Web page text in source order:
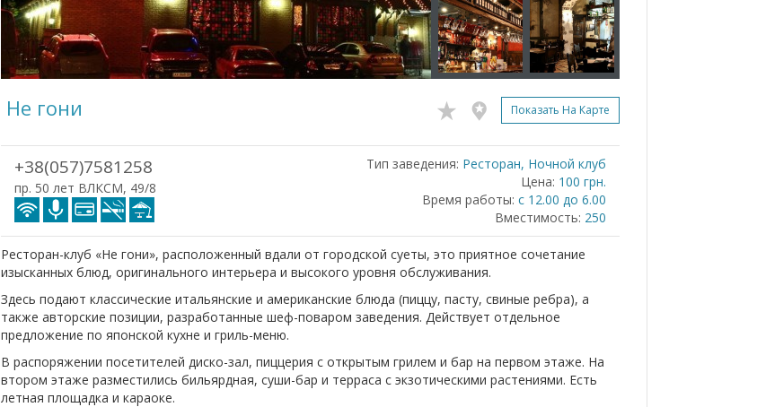
Не гони Показать На Карте
+38(057)7581258
пр. 50 лет ВЛКСМ, 49/8
Тип заведения: Ресторан, Ночной клуб
Цена: 100 грн.
Время работы: с 12.00 до 6.00
Вместимость: 250
Ресторан-клуб «Не гони», расположенный вдали от городской суеты, это приятное сочетание
изысканных блюд, оригинального интерьера и высокого уровня обслуживания.
Здесь подают классические итальянские и американские блюда (пиццу, пасту, свиные ребра), а
также авторские позиции, разработанные шеф-поваром заведения. Действует отдельное
предложение по японской кухне и гриль-меню.
В распоряжении посетителей диско-зал, пиццерия с открытым грилем и бар на первом этаже. На
втором этаже разместились бильярдная, суши-бар и терраса с экзотическими растениями. Есть
летная площадка и караоке.